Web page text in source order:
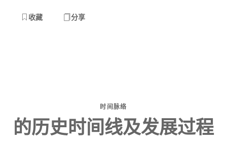
收藏 分享
时间脉络
的历史时间线及发展过程